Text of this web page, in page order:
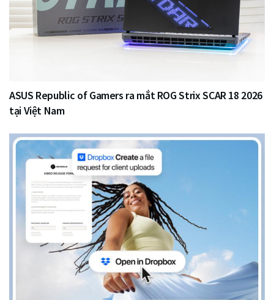
ASUS Republic of Gamers ra mắt ROG Strix SCAR 18 2026
tại Việt Nam